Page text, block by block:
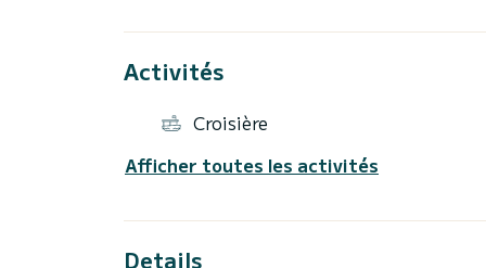
équipée a tout ce dont vous avez besoin,
en toute sécurité. Un GPS moderne est
la destination souhaitée sans aucun
Nous vous recommandons de passer la
diverses activités estivales, comme
Activités
Croisière
Afficher toutes les activités
Details